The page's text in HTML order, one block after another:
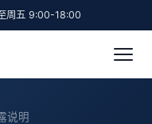
周五 9:00-18:00
说明